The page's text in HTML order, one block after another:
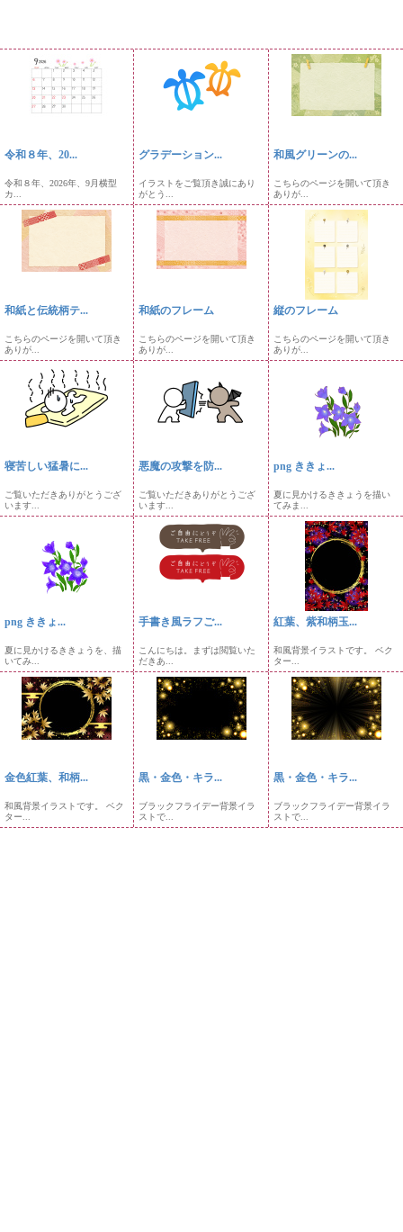
令和８年、20...
令和８年、2026年、9月横型
カ...
グラデーション...
イラストをご覧頂き誠にあり
がとう...
和風グリーンの...
こちらのページを開いて頂き
ありが...
和紙と伝統柄テ...
こちらのページを開いて頂き
ありが...
和紙のフレーム
こちらのページを開いて頂き
ありが...
縦のフレーム
こちらのページを開いて頂き
ありが...
寝苦しい猛暑に...
ご覧いただきありがとうござ
います...
悪魔の攻撃を防...
ご覧いただきありがとうござ
います...
png ききょ...
夏に見かけるききょうを描い
てみま...
png ききょ...
夏に見かけるききょうを、描
いてみ...
手書き風ラフご...
こんにちは。まずは閲覧いた
だきあ...
紅葉、紫和柄玉...
和風背景イラストです。 ベク
ター...
金色紅葉、和柄...
和風背景イラストです。 ベク
ター...
黒・金色・キラ...
ブラックフライデー背景イラ
ストで...
黒・金色・キラ...
ブラックフライデー背景イラ
ストで...